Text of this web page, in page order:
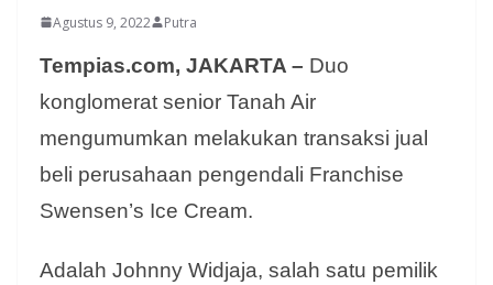
Agustus 9, 2022 Putra
Tempias.com, JAKARTA – Duo
konglomerat senior Tanah Air
mengumumkan melakukan transaksi jual
beli perusahaan pengendali Franchise
Swensen’s Ice Cream.
Adalah Johnny Widjaja, salah satu pemilik